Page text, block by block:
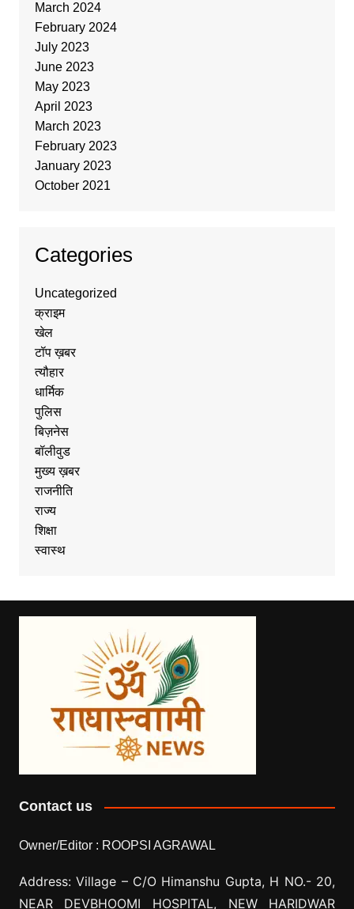
March 2024
February 2024
July 2023
June 2023
May 2023
April 2023
March 2023
February 2023
January 2023
October 2021
Categories
Uncategorized
क्राइम
खेल
टॉप ख़बर
त्यौहार
धार्मिक
पुलिस
बिज़नेस
बॉलीवुड
मुख्य ख़बर
राजनीति
राज्य
शिक्षा
स्वास्थ
Contact us
Owner/Editor : ROOPSI AGRAWAL
Address: Village – C/O Himanshu Gupta, H NO.- 20,
NEAR DEVBHOOMI HOSPITAL, NEW HARIDWAR